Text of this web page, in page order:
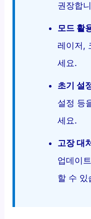
권장합
모드 활
레이저,
세요.
초기 설
설정 등
세요.
고장 대
업데이
할 수 있